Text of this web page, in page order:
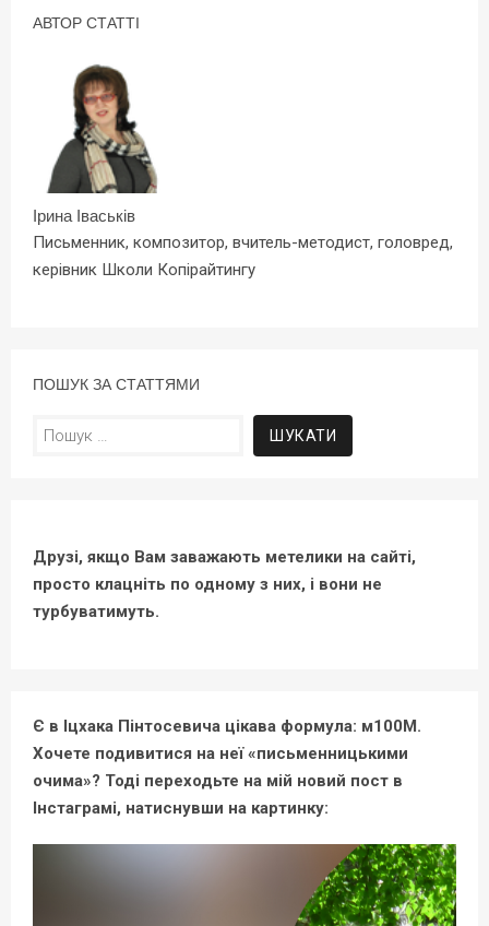
АВТОР СТАТТІ
Ірина Іваськів
Письменник, композитор, вчитель-методист, головред,
керівник Школи Копірайтингу
ПОШУК ЗА СТАТТЯМИ
Пошук:
Друзі, якщо Вам заважають метелики на сайті,
просто клацніть по одному з них, і вони не
турбуватимуть.
Є в Іцхака Пінтосевича цікава формула: м100М.
Хочете подивитися на неї «письменницькими
очима»? Тоді переходьте на мій новий пост в
Інстаграмі, натиснувши на картинку: